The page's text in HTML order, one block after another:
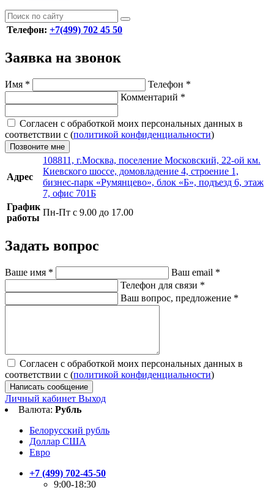
Телефон: +7(499) 702 45 50
Заявка на звонок
Имя * Телефон *
Комментарий *
Согласен с обработкой моих персональных данных в
соответствии с (политикой конфиденциальности)
Позвоните мне
Адрес
108811, г.Москва, поселение Московский, 22-ой км.
Киевского шоссе, домовладение 4, строение 1,
бизнес-парк «Румянцево», блок «Б», подъезд 6, этаж
7, офис 701Б
График
работы
Пн-Пт с 9.00 до 17.00
Задать вопрос
Ваше имя * Ваш email *
Телефон для связи *
Ваш вопрос, предложение *
Согласен с обработкой моих персональных данных в
соответствии с (политикой конфиденциальности)
Написать сообщение
Личный кабинет Выход
Валюта: Рубль
Белорусский рубль
Доллар США
Евро
+7 (499) 702-45-50
9:00-18:30